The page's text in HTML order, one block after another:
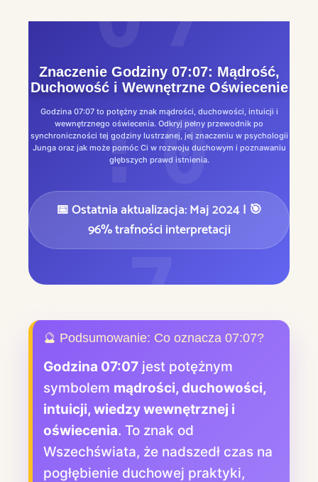
Znaczenie Godziny 07:07: Mądrość,
Duchowość i Wewnętrzne Oświecenie
Godzina 07:07 to potężny znak mądrości, duchowości, intuicji i
wewnętrznego oświecenia. Odkryj pełny przewodnik po
synchroniczności tej godziny lustrzanej, jej znaczeniu w psychologii
Junga oraz jak może pomóc Ci w rozwoju duchowym i poznawaniu
głębszych prawd istnienia.
📅 Ostatnia aktualizacja: Maj 2024| 🎯
96% trafności interpretacji
🔮 Podsumowanie: Co oznacza 07:07?
Godzina 07:07 jest potężnym
symbolem mądrości, duchowości,
intuicji, wiedzy wewnętrznej i
oświecenia. To znak od
Wszechświata, że nadszedł czas na
pogłębienie duchowej praktyki,